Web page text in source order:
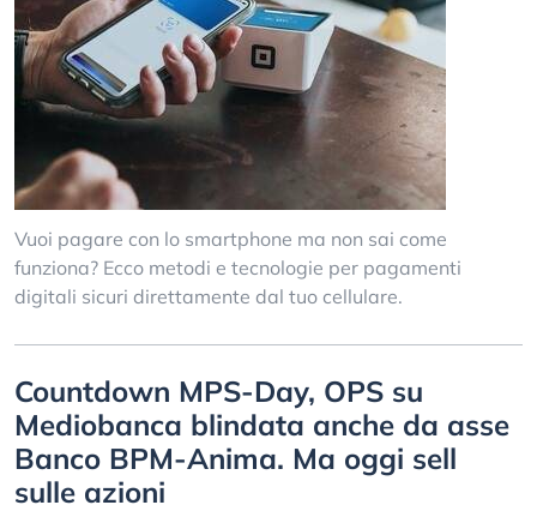
Vuoi pagare con lo smartphone ma non sai come
funziona? Ecco metodi e tecnologie per pagamenti
digitali sicuri direttamente dal tuo cellulare.
Countdown MPS-Day, OPS su
Mediobanca blindata anche da asse
Banco BPM-Anima. Ma oggi sell
sulle azioni